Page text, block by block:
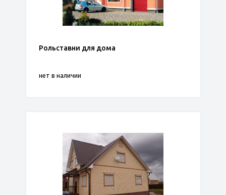
Рольставни для дома
нет в наличии